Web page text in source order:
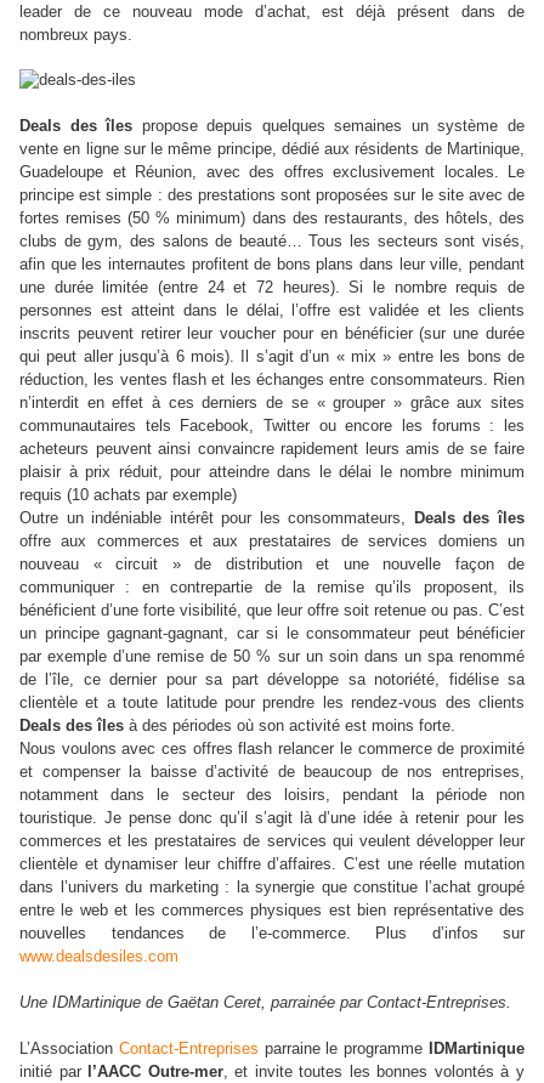
leader de ce nouveau mode d’achat, est déjà présent dans de
nombreux pays.
Deals des îles propose depuis quelques semaines un système de
vente en ligne sur le même principe, dédié aux résidents de Martinique,
Guadeloupe et Réunion, avec des offres exclusivement locales. Le
principe est simple : des prestations sont proposées sur le site avec de
fortes remises (50 % minimum) dans des restaurants, des hôtels, des
clubs de gym, des salons de beauté… Tous les secteurs sont visés,
afin que les internautes profitent de bons plans dans leur ville, pendant
une durée limitée (entre 24 et 72 heures). Si le nombre requis de
personnes est atteint dans le délai, l’offre est validée et les clients
inscrits peuvent retirer leur voucher pour en bénéficier (sur une durée
qui peut aller jusqu’à 6 mois). Il s’agit d’un « mix » entre les bons de
réduction, les ventes flash et les échanges entre consommateurs. Rien
n’interdit en effet à ces derniers de se « grouper » grâce aux sites
communautaires tels Facebook, Twitter ou encore les forums : les
acheteurs peuvent ainsi convaincre rapidement leurs amis de se faire
plaisir à prix réduit, pour atteindre dans le délai le nombre minimum
requis (10 achats par exemple)
Outre un indéniable intérêt pour les consommateurs, Deals des îles
offre aux commerces et aux prestataires de services domiens un
nouveau « circuit » de distribution et une nouvelle façon de
communiquer : en contrepartie de la remise qu’ils proposent, ils
bénéficient d’une forte visibilité, que leur offre soit retenue ou pas. C’est
un principe gagnant-gagnant, car si le consommateur peut bénéficier
par exemple d’une remise de 50 % sur un soin dans un spa renommé
de l’île, ce dernier pour sa part développe sa notoriété, fidélise sa
clientèle et a toute latitude pour prendre les rendez-vous des clients
Deals des îles à des périodes où son activité est moins forte.
Nous voulons avec ces offres flash relancer le commerce de proximité
et compenser la baisse d’activité de beaucoup de nos entreprises,
notamment dans le secteur des loisirs, pendant la période non
touristique. Je pense donc qu’il s’agit là d’une idée à retenir pour les
commerces et les prestataires de services qui veulent développer leur
clientèle et dynamiser leur chiffre d’affaires. C’est une réelle mutation
dans l’univers du marketing : la synergie que constitue l’achat groupé
entre le web et les commerces physiques est bien représentative des
nouvelles tendances de l’e-commerce. Plus d’infos sur
www.dealsdesiles.com
Une IDMartinique de Gaëtan Ceret, parrainée par Contact-Entreprises.
L’Association Contact-Entreprises parraine le programmeIDMartinique
initié par l’AACC Outre-mer, et invite toutes les bonnes volontés à y